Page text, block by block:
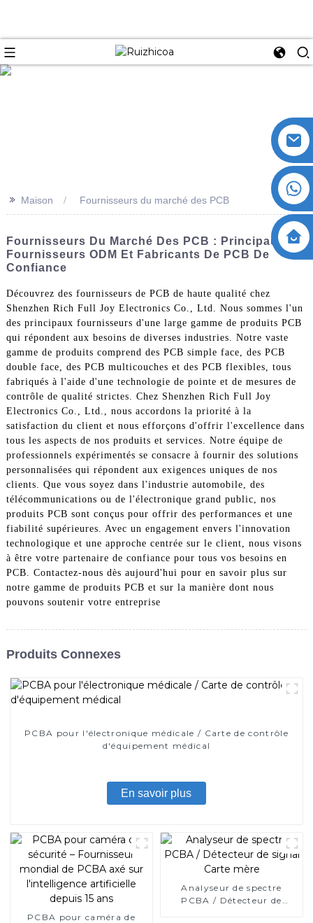
>> Maison Fournisseurs du marché des PCB
Fournisseurs Du Marché Des PCB : Principaux
Fournisseurs ODM Et Fabricants De PCB De
Confiance
Découvrez des fournisseurs de PCB de haute qualité chez
Shenzhen Rich Full Joy Electronics Co., Ltd. Nous sommes l'un
des principaux fournisseurs d'une large gamme de produits PCB
qui répondent aux besoins de diverses industries. Notre vaste
gamme de produits comprend des PCB simple face, des PCB
double face, des PCB multicouches et des PCB flexibles, tous
fabriqués à l'aide d'une technologie de pointe et de mesures de
contrôle de qualité strictes. Chez Shenzhen Rich Full Joy
Electronics Co., Ltd., nous accordons la priorité à la
satisfaction du client et nous efforçons d'offrir l'excellence dans
tous les aspects de nos produits et services. Notre équipe de
professionnels expérimentés se consacre à fournir des solutions
personnalisées qui répondent aux exigences uniques de nos
clients. Que vous soyez dans l'industrie automobile, des
télécommunications ou de l'électronique grand public, nos
produits PCB sont conçus pour offrir des performances et une
fiabilité supérieures. Avec un engagement envers l'innovation
technologique et une approche centrée sur le client, nous visons
à être votre partenaire de confiance pour tous vos besoins en
PCB. Contactez-nous dès aujourd'hui pour en savoir plus sur
notre gamme de produits PCB et sur la manière dont nous
pouvons soutenir votre entreprise
Produits Connexes
PCBA pour l'électronique médicale / Carte de contrôle
d'équipement médical
En savoir plus
PCBA pour caméra de
Analyseur de spectre
PCBA / Détecteur de